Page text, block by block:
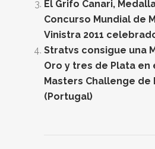
El Grifo Canari,
Concurso Mundial de
Vinistra 2011
Stratvs consigue una
Oro y tres de Plata en
Masters Challenge de
(Portugal)